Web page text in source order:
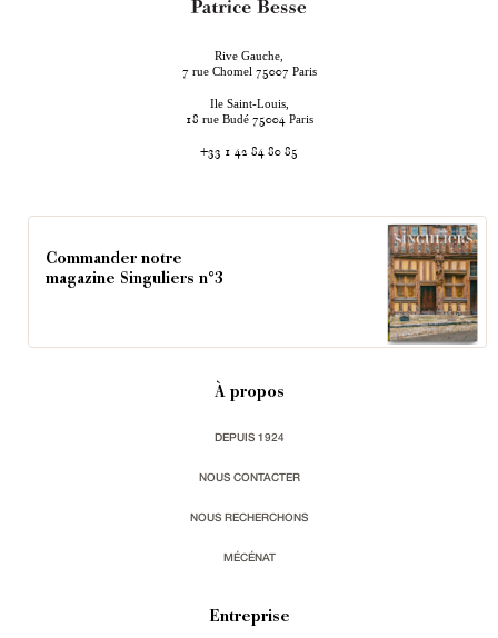
Rive Gauche,
7 rue Chomel 75007 Paris
Ile Saint-Louis,
18 rue Budé 75004 Paris
+33 1 42 84 80 85
Commander notre
magazine Singuliers n°3
À propos
DEPUIS 1924
NOUS CONTACTER
NOUS RECHERCHONS
MÉCÉNAT
Entreprise